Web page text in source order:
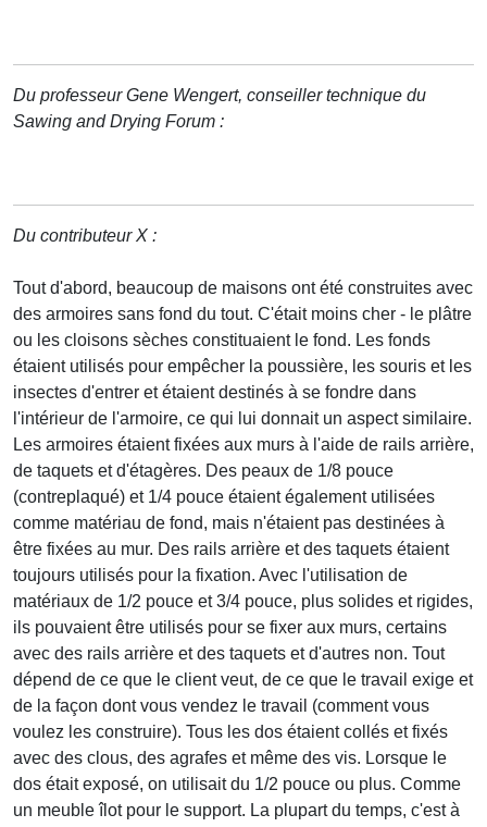
Du professeur Gene Wengert, conseiller technique du
Sawing and Drying Forum :
Du contributeur X :
Tout d'abord, beaucoup de maisons ont été construites avec
des armoires sans fond du tout. C'était moins cher - le plâtre
ou les cloisons sèches constituaient le fond. Les fonds
étaient utilisés pour empêcher la poussière, les souris et les
insectes d'entrer et étaient destinés à se fondre dans
l'intérieur de l'armoire, ce qui lui donnait un aspect similaire.
Les armoires étaient fixées aux murs à l'aide de rails arrière,
de taquets et d'étagères. Des peaux de 1/8 pouce
(contreplaqué) et 1/4 pouce étaient également utilisées
comme matériau de fond, mais n'étaient pas destinées à
être fixées au mur. Des rails arrière et des taquets étaient
toujours utilisés pour la fixation. Avec l'utilisation de
matériaux de 1/2 pouce et 3/4 pouce, plus solides et rigides,
ils pouvaient être utilisés pour se fixer aux murs, certains
avec des rails arrière et des taquets et d'autres non. Tout
dépend de ce que le client veut, de ce que le travail exige et
de la façon dont vous vendez le travail (comment vous
voulez les construire). Tous les dos étaient collés et fixés
avec des clous, des agrafes et même des vis. Lorsque le
dos était exposé, on utilisait du 1/2 pouce ou plus. Comme
un meuble îlot pour le support. La plupart du temps, c'est à